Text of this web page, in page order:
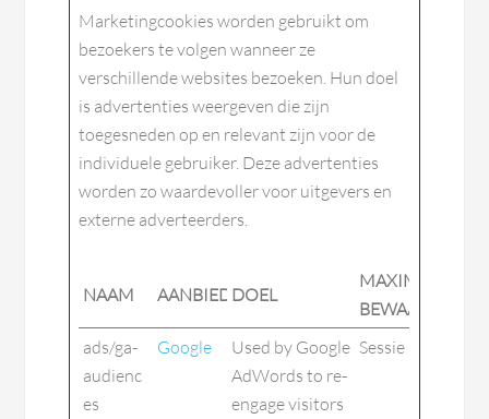
Marketingcookies worden gebruikt om
bezoekers te volgen wanneer ze
verschillende websites bezoeken. Hun doel
is advertenties weergeven die zijn
toegesneden op en relevant zijn voor de
individuele gebruiker. Deze advertenties
worden zo waardevoller voor uitgevers en
externe adverteerders.
NAAM AANBIEDERDOEL
MAXIMALE
ads/ga-
audienc
es
Google
Used by Google
AdWords to re-
engage visitors
Sessie